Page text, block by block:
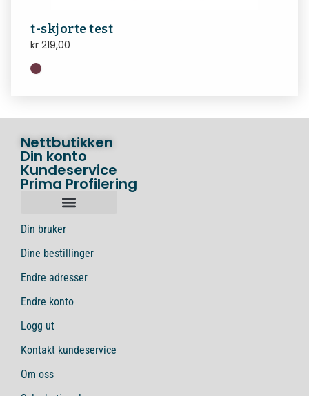
t-skjorte test
kr 219,00
Nettbutikken
Din konto
Kundeservice
Prima Profilering
Din bruker
Dine bestillinger
Endre adresser
Endre konto
Logg ut
Kontakt kundeservice
Om oss